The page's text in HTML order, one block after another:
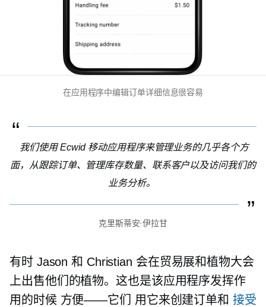
在应用程序中编辑订单详细信息很容易
我们使用 Ecwid 移动应用程序来管理业务的几乎各个方
面，从跟踪订单、管理库存数量、联系客户以及访问我们的
业务分析。
克里斯蒂安·伊拉甘
有时 Jason 和 Christian 会在贸易展和植物大会
上出售他们的植物。这也是该应用程序发挥作
用的时候 方便——它们 用它来创建订单和 接受